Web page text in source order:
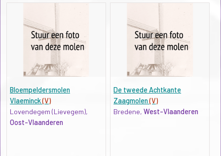
Bloempeldersmolen
Vlaeminck(V)
Lovendegem (Lievegem),
Oost-Vlaanderen
De tweede Achtkante
Zaagmolen(V)
Bredene,West-Vlaanderen